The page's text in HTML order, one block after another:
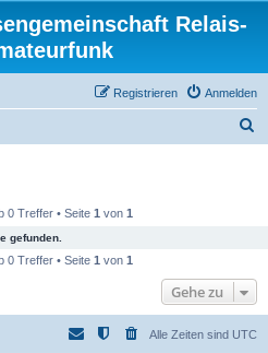
Relais-
Anmelden
Registrieren
0 Treffer • Seite 1 von 1
gefunden.
0 Treffer • Seite 1 von 1
Gehe zu
Alle Zeiten sind UTC